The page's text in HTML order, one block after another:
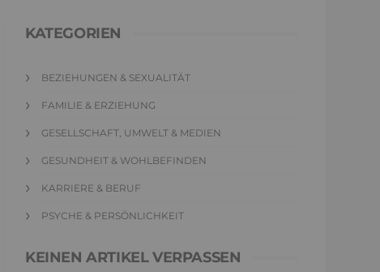
KATEGORIEN
BEZIEHUNGEN & SEXUALITÄT
FAMILIE & ERZIEHUNG
GESELLSCHAFT, UMWELT & MEDIEN
GESUNDHEIT & WOHLBEFINDEN
KARRIERE & BERUF
PSYCHE & PERSÖNLICHKEIT
KEINEN ARTIKEL VERPASSEN